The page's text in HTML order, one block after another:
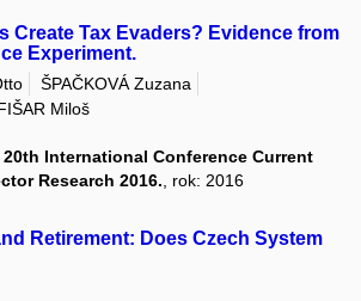
Create Tax Evaders? Evidence from
Experiment.
ŠPAČKOVÁ Zuzana
Miloš
International Conference Current
Research 2016. , rok: 2016
Retirement: Does Czech System